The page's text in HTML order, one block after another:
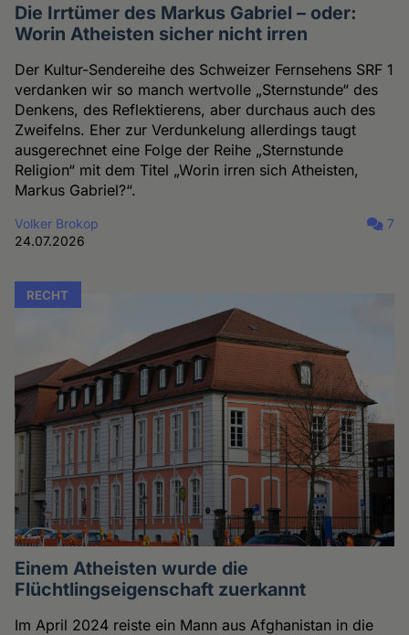
Die Irrtümer des Markus Gabriel – oder:
Worin Atheisten sicher nicht irren
Der Kultur-Sendereihe des Schweizer Fernsehens SRF 1
verdanken wir so manch wertvolle „Sternstunde“ des
Denkens, des Reflektierens, aber durchaus auch des
Zweifelns. Eher zur Verdunkelung allerdings taugt
ausgerechnet eine Folge der Reihe „Sternstunde
Religion“ mit dem Titel „Worin irren sich Atheisten,
Markus Gabriel?“.
Volker Brokop
24.07.2026
7
RECHT
Einem Atheisten wurde die
Flüchtlingseigenschaft zuerkannt
Im April 2024 reiste ein Mann aus Afghanistan in die